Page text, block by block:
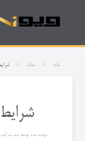
خانه مقاله
نوشته شده توسطثبت شرکت